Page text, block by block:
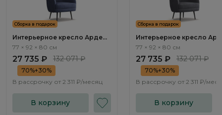
Сборка в подарок
Интерьерное кресло Арден /
Arden ММ106.1
77 × 92 × 80 см
27 735 ₽ 132 071 ₽
70%+30%
В рассрочку от 2 311 ₽/месяц
В корзину
Сборка в подарок
Интерьерное кресло
Arden ММ106.3
77 × 92 × 80 см
27 735 ₽ 132 071 ₽
70%+30%
В рассрочку от 2 311 ₽/
В корзину